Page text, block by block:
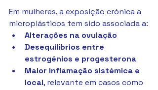
Em mulheres, a exposição crónica a
microplásticos tem sido associada a:
Alterações na ovulação
Desequilíbrios entre
estrogénios e progesterona
Maior inflamação sistémica e
local, relevante em casos como